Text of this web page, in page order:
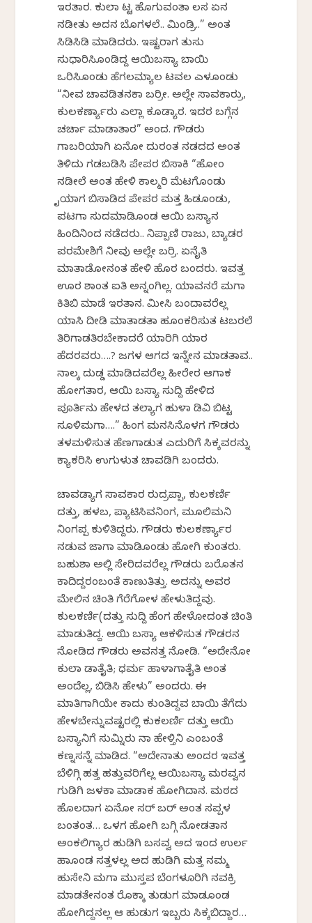
ಇರತಾರ. ಕುಲಾ ಕೆಟ್ಟ ಹೊಗುವಂತಾ ಕೆಲಸ ಏನ
ನಡೀತು ಅದನ ಬೊಗಳಲೆ.. ಮಿಂಡ್ರಿಕೆ..” ಅಂತ
ಸಿಡಿಸಿಡಿ ಮಾಡಿದರು. ಇಷ್ಟರಾಗ ತುಸು
ಸುಧಾರಿಸಿಕೊಂಡಿದ್ದ ಆಯಿಬಸ್ಯಾ ಬಾಯಿ
ಒರಿಸಿಕೊಂಡು ಹೆಗಲಮ್ಯಾಲ ಟವಲ ಎಳಕೊಂಡು
“ನೀವ ಚಾವಡಿತನಕಾ ಬರ್ರೀ. ಅಲ್ಲೇ ಸಾವಕಾರ್ರು,
ಕುಲಕರ್ಣ್ಯಾರು ಎಲ್ಲಾ ಕೂಡ್ಯಾರ. ಇದರ ಬಗ್ಗೆನ
ಚರ್ಚಾ ಮಾಡಾತಾರ” ಅಂದ. ಗೌಡರು
ಗಾಬರಿಯಾಗಿ ಏನೋ ದುರಂತ ನಡದದ ಅಂತ
ತಿಳಿದು ಗಡಬಡಿಸಿ ಪೇಪರ ಬಿಸಾಕಿ “ಹೋಂ
ನಡೀಲೆ ಅಂತ ಹೇಳಿ ಕಾಲ್ಮರಿ ಮೆಟಗೊಂಡು
ಕೈಯಾಗ ಬಿಸಾಡಿದ ಪೇಪರ ಮತ್ತ ಹಿಡಕೊಂಡು,
ಪಟಗಾ ಸುದಮಾಡಿಕೊಂಡ ಆಯಿ ಬಸ್ಯಾನ
ಹಿಂದಿನಿಂದ ನಡೆದರು.. ನಿಪ್ಪಾಣಿ ರಾಜು, ಬ್ಯಾಡರ
ಪರಮೇಶಿಗೆ ನೀವು ಅಲ್ಲೇ ಬರ್ರಿ. ಏನೈತಿ
ಮಾತಾಡೋನಂತ ಹೇಳಿ ಹೊರ ಬಂದರು. ಇವತ್ತ
ಊರ ಶಾಂತ ಐತಿ ಅನ್ನಂಗಿಲ್ಲ. ಯಾವನರೆ ಮಗಾ
ಕಿತಿಬಿ ಮಾಡೆ ಇರತಾನ. ಮೀಸಿ ಬಂದಾವರೆಲ್ಲ
ಯಾಸಿ ದೀಡಿ ಮಾತಾಡತಾ ಹೂಂಕರಿಸುತ ಟಬರಲೆ
ತಿರಿಗಾಡತಿರಬೇಕಾದರೆ ಯಾರಿಗಿ ಯಾರ
ಹೆದರವರು….? ಜಗಳ ಆಗದ ಇನ್ನೇನ ಮಾಡತಾವ..
ನಾಲ್ಕ ದುಡ್ಡ ಮಾಡಿದವರೆಲ್ಲ ಹೀರೇರ ಆಗಾಕ
ಹೋಗತಾರ, ಆಯಿ ಬಸ್ಯಾ ಸುದ್ದಿ ಹೇಳಿದ
ಪೂರ್ತಿನು ಹೇಳದ ತಲ್ಯಾಗ ಹುಳಾ ಕೆಡಿವಿ ಬಿಟ್ಟ
ಸೂಳಿಮಗಾ….” ಹಿಂಗ ಮನಸಿನೊಳಗ ಗೌಡರು
ತಳಮಳಿಸುತ ಹೆಣಗಾಡುತ ಎದುರಿಗೆ ಸಿಕ್ಕವರನ್ನು
ಕ್ಯಾಕರಿಸಿ ಉಗುಳುತ ಚಾವಡಿಗಿ ಬಂದರು.
ಚಾವಡ್ಯಾಗ ಸಾವಕಾರ ರುದ್ರಪ್ಪಾ, ಕುಲಕರ್ಣಿ
ದತ್ತು, ಹಳಬ, ಪ್ಯಾಟಿಸಿವನಿಂಗ, ಮೂಲಿಮನಿ
ನಿಂಗಪ್ಪ ಕುಳಿತಿದ್ದರು. ಗೌಡರು ಕುಲಕರ್ಣ್ಯಾರ
ನಡುವ ಜಾಗಾ ಮಾಡಿಕೊಂಡು ಹೋಗಿ ಕುಂತರು.
ಬಹುಶಾ ಅಲ್ಲಿ ಸೇರಿದವರೆಲ್ಲ ಗೌಡರು ಬರೊತನ
ಕಾದಿದ್ದರಂಬಂತೆ ಕಾಣುತಿತ್ತು. ಅದನ್ನು ಅವರ
ಮೇಲಿನ ಚಿಂತಿ ಗೆರೆಗೋಳ ಹೇಳುತಿದ್ದವು.
ಕುಲಕರ್ಣಿ(ದತ್ತು ಸುದ್ದಿ ಹೆಂಗ ಹೇಳೋದಂತ ಚಿಂತಿ
ಮಾಡುತಿದ್ದ. ಆಯಿ ಬಸ್ಯಾ ಆಕಳಿಸುತ ಗೌಡರನ
ನೋಡಿದ ಗೌಡರು ಅವನತ್ತ ನೋಡಿ. “ಅದೇನೋ
ಕುಲಾ ಕೆಡಾತೈತಿ; ಧರ್ಮ ಹಾಳಾಗಾತೈತಿ ಅಂತ
ಅಂದೆಲ್ಲ, ಬಿಡಿಸಿ ಹೇಳು” ಅಂದರು. ಈ
ಮಾತಿಗಾಗಿಯೇ ಕಾದು ಕುಂತಿದ್ದವ ಬಾಯಿ ತೆಗೆದು
ಹೇಳಬೇಕೆನ್ನುವಷ್ಟರಲ್ಲಿ ಕುಕಲರ್ಣಿ ದತ್ತು ಆಯಿ
ಬಸ್ಯಾನಿಗೆ ಸುಮ್ನಿರು ನಾ ಹೇಳ್ತಿನಿ ಎಂಬಂತೆ
ಕಣ್ನಸನ್ನೆ ಮಾಡಿದ. “ಅದೇನಾತು ಅಂದರ ಇವತ್ತ
ಬೆಳಿಗ್ಗಿ ಹತ್ತ ಹತ್ತುವರಿಗೆಲ್ಲ ಆಯಿಬಸ್ಯಾ ಮರವ್ವನ
ಗುಡಿಗಿ ಜಳಕಾ ಮಾಡಾಕ ಹೋಗಿದಾನ. ಮಠದ
ಹೊಲದಾಗ ಏನೋ ಸರ್ ಬರ್ ಅಂತ ಸಪ್ಪಳ
ಬಂತಂತ… ಒಳಗ ಹೋಗಿ ಬಗ್ಗಿ ನೋಡತಾನ
ಅಂಕಲಿಗ್ಯಾರ ಹುಡಿಗಿ ಬಸವ್ವ ಅದ ಇಂದ ಉರ್ಲ
ಹಾಕೊಂಡ ಸತ್ತಳಲ್ಲ ಅದ ಹುಡಿಗಿ ಮತ್ತ ನಮ್ಮ
ಹುಸೇನಿ ಮಗಾ ಮುಸ್ತಪ ಬೆಂಗಳೂರಿಗಿ ನವಕ್ರಿ
ಮಾಡತೇನಂತ ರೊಕ್ಕಾ ತುಡುಗ ಮಾಡಕೊಂಡ
ಹೋಗಿದ್ದನಲ್ಲ ಆ ಹುಡುಗ ಇಬ್ಬರು ಸಿಕ್ಕಬಿದ್ದಾರ…